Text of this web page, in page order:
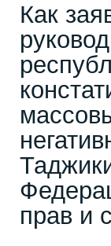
Как
прав и